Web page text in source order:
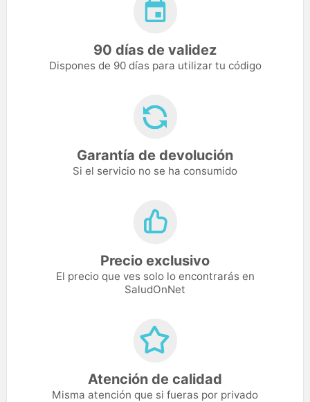
90 días de validez
Dispones de 90 días para utilizar tu código
Garantía de devolución
Si el servicio no se ha consumido
Precio exclusivo
El precio que ves solo lo encontrarás en
SaludOnNet
Atención de calidad
Misma atención que si fueras por privado